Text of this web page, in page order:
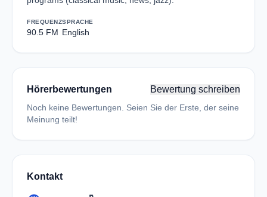
FREQUENZ
90.5 FM
SPRACHE
English
Hörerbewertungen Bewertung schreiben
Noch keine Bewertungen. Seien Sie der Erste, der seine
Meinung teilt!
Kontakt